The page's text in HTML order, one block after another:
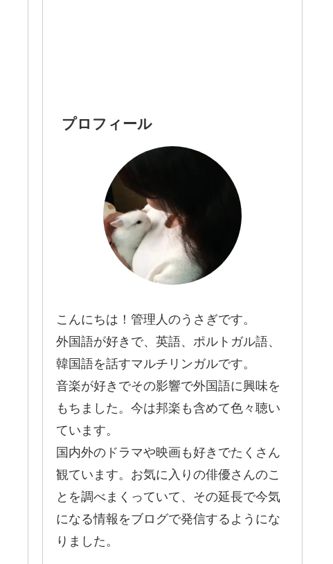
プロフィール
こんにちは！管理人のうさぎです。
外国語が好きで、英語、ポルトガル語、
韓国語を話すマルチリンガルです。
音楽が好きでその影響で外国語に興味を
もちました。今は邦楽も含めて色々聴い
ています。
国内外のドラマや映画も好きでたくさん
観ています。お気に入りの俳優さんのこ
とを調べまくっていて、その延長で今気
になる情報をブログで発信するようにな
りました。